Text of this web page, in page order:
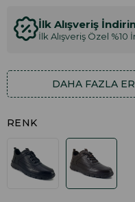
İlk Alışveriş
İlk Alışveriş Özel %10
DAHA FAZLA
RENK